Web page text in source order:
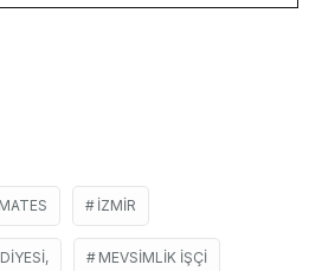
İZMIR
MEVSIMLIK IŞÇI